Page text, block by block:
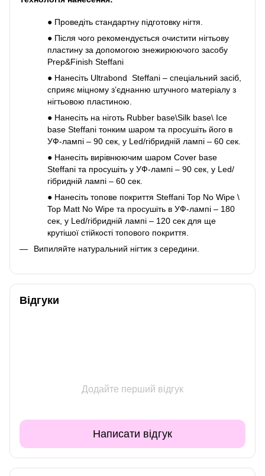
● Проведіть стандартну підготовку нігтя.
● Після чого рекомендується очистити нігтьову
пластину за допомогою знежирюючого засобу
Prep&Finish Steffani
● Нанесіть Ultrabond Steffani – спеціальний засіб,
сприяє міцному з’єднанню штучного матеріалу з
нігтьовою пластиною.
● Нанесіть на ніготь Rubber base\Silk base\ Ice
base Steffani тонким шаром та просушіть його в
УФ-лампі – 90 сек, у Led/гібридній лампі – 60 сек.
● Нанесіть вирівнюючим шаром Cover base
Steffani та просушіть у УФ-лампі – 90 сек, у Led/
гібридній лампі – 60 сек.
● Нанесіть топове покриття Steffani Top No Wipe \
Top Matt No Wipe та просушіть в УФ-лампі – 180
сек, у Led/гібридній лампі – 120 сек для ще
крутішої стійкості топового покриття.
Випиляйте натуральний нігтик з середини.
Відгуки
Додайте перший відгук
Написати відгук